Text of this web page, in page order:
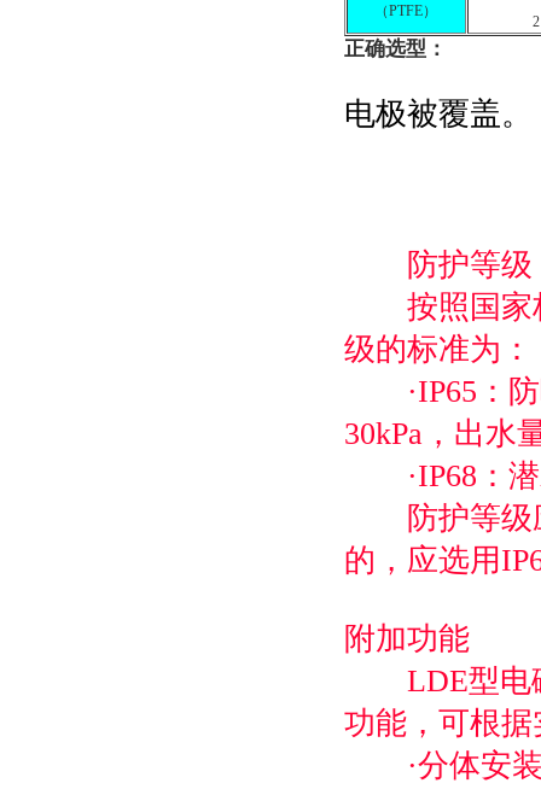
（PTFE）
正确选型：
电极被覆盖。
防护等级
按照国家标
级的标准为：
·IP65：防
30kPa，出水
·IP68：潜
防护等级应
的，应选用
附加功能
LDE型电磁
功能，可根
·分体安装